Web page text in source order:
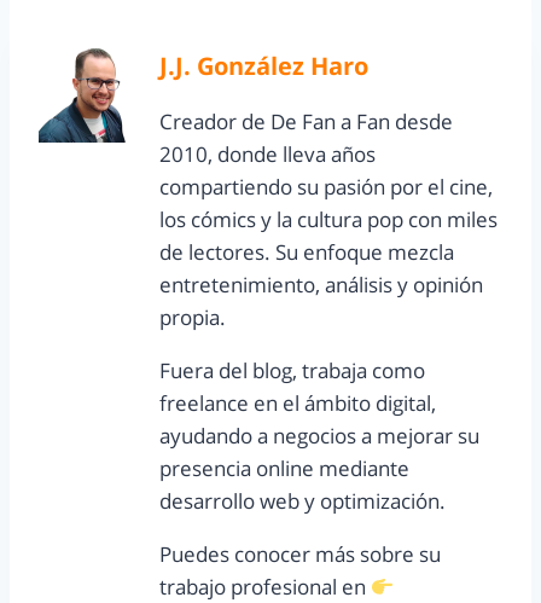
J.J. González Haro
Creador de De Fan a Fan desde
2010, donde lleva años
compartiendo su pasión por el cine,
los cómics y la cultura pop con miles
de lectores. Su enfoque mezcla
entretenimiento, análisis y opinión
propia.
Fuera del blog, trabaja como
freelance en el ámbito digital,
ayudando a negocios a mejorar su
presencia online mediante
desarrollo web y optimización.
Puedes conocer más sobre su
trabajo profesional en